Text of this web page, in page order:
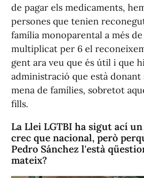
de pagar els medicaments,
persones que tenien
família monoparental a més
multiplicat per 6 el
gent ara veu que és útil i que
administració que està
mena de famílies, sobretot
fills.
La Llei LGTBI ha sigut ací
crec que nacional, però
Pedro Sánchez l'està
mateix?